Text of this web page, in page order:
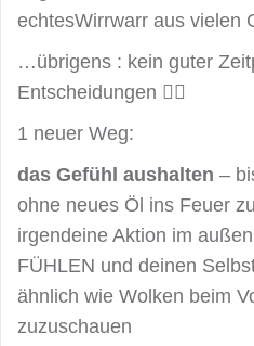
echtesWirrwarr aus vielen
…übrigens : kein guter
Entscheidungen 🙆‍♀️
1 neuer Weg:
das Gefühl aushalten –
ohne neues Öl ins Feuer
irgendeine Aktion im
FÜHLEN und deinen
ähnlich wie Wolken beim
zuzuschauen